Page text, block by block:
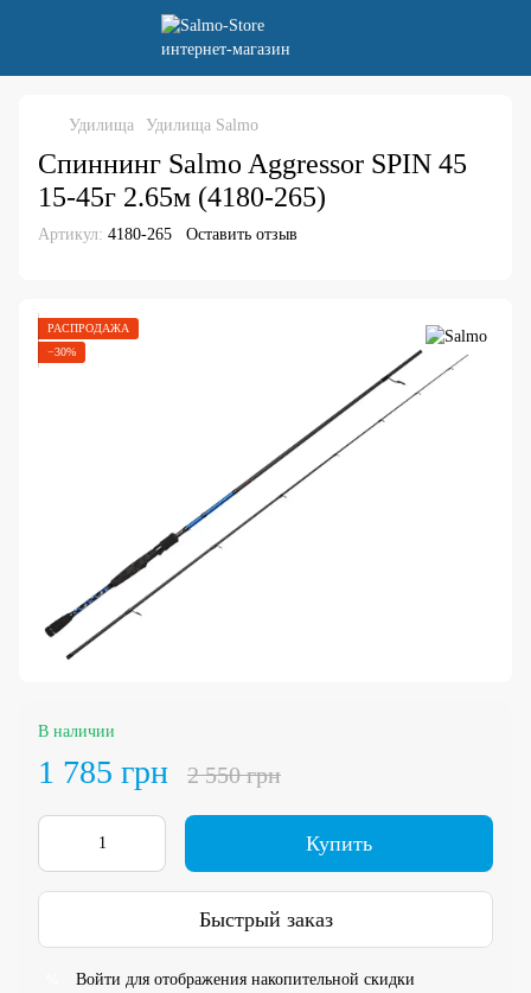
Удилища Удилища Salmo
Спиннинг Salmo Aggressor SPIN 45
15-45г 2.65м (4180-265)
Артикул: 4180-265 Оставить отзыв
РАСПРОДАЖА
−30%
В наличии
1 785 грн 2 550 грн
Купить
Быстрый заказ
Войти для отображения накопительной скидки